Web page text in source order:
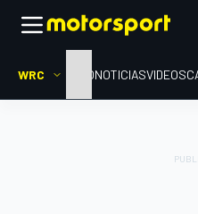
WRC INICIONOTICIASVIDEOS